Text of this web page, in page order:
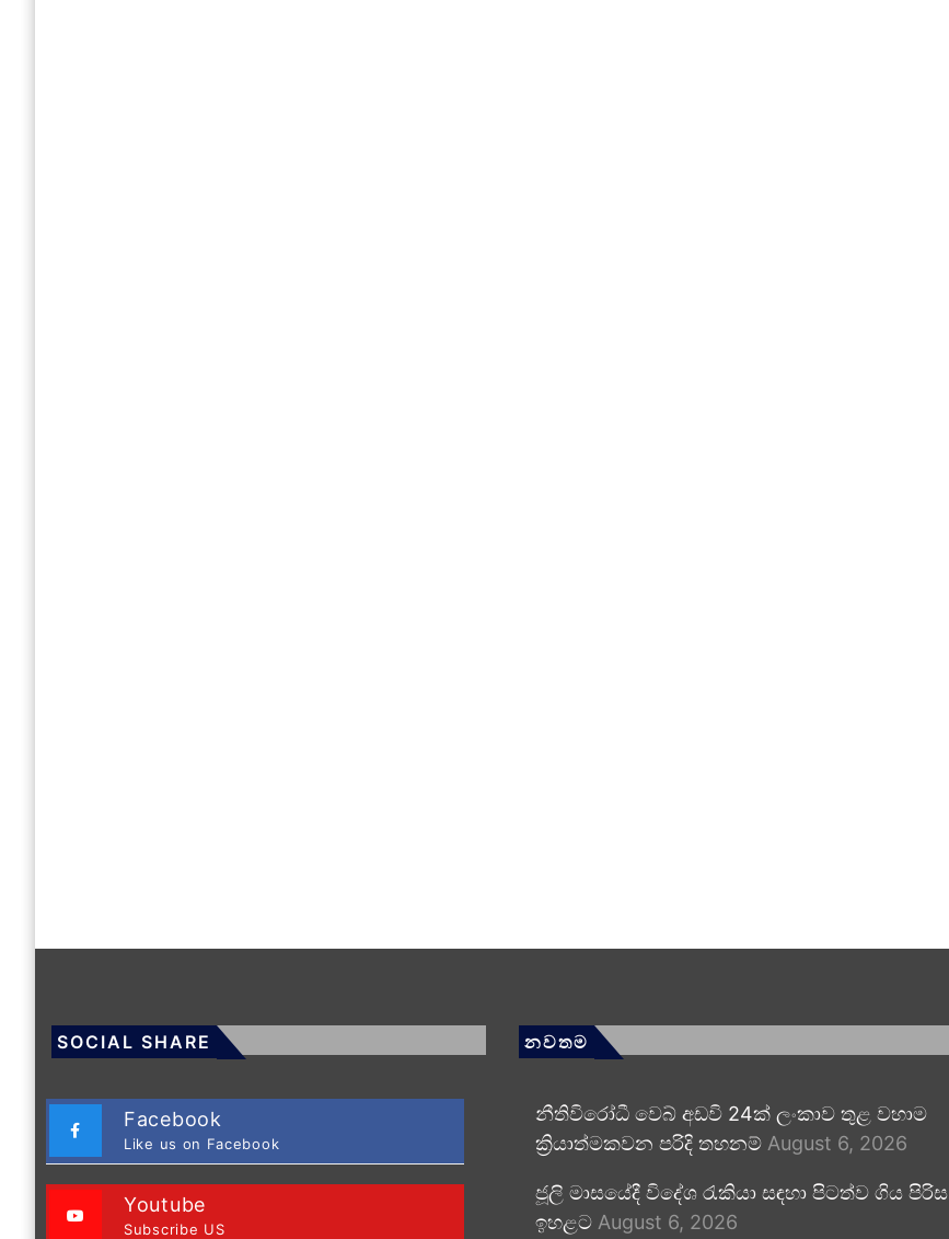
SOCIAL SHARE
Facebook
Like us on Facebook
Youtube
Subscribe US
නවතම
නීතිවිරෝධී වෙබ් අඩවි 24ක් ලංකාව තුළ වහාම
ක්‍රියාත්මකවන පරිදි තහනම් August 6, 2026
ජූලි මාසයේදී විදේශ රැකියා සඳහා පිටත්ව ගිය පිරිස
ඉහළට August 6, 2026